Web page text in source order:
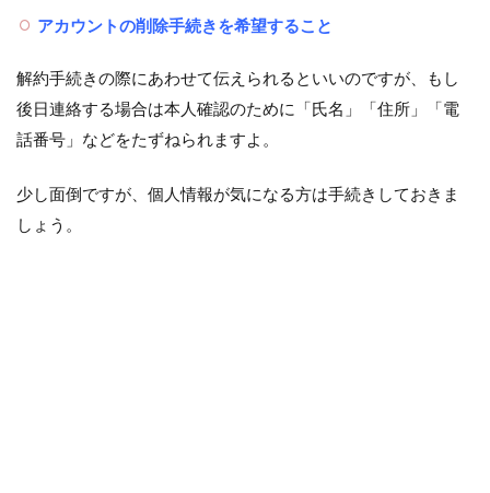
アカウントの削除手続きを希望すること
解約手続きの際にあわせて伝えられるといいのですが、もし
後日連絡する場合は本人確認のために「氏名」「住所」「電
話番号」などをたずねられますよ。
少し面倒ですが、個人情報が気になる方は手続きしておきま
しょう。